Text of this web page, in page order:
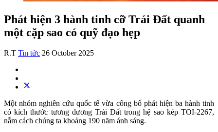
Phát hiện 3 hành tinh cỡ Trái Đất quanh
một cặp sao có quỹ đạo hẹp
R.T Tin tức 26 October 2025
Một nhóm nghiên cứu quốc tế vừa công bố phát hiện ba hành tinh
có kích thước tương đương Trái Đất trong hệ sao kép TOI-2267,
nằm cách chúng ta khoảng 190 năm ánh sáng.